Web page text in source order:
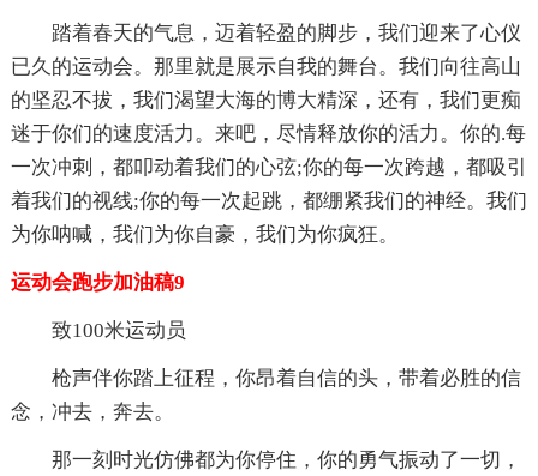
踏着春天的气息，迈着轻盈的脚步，我们迎来了心仪
已久的运动会。那里就是展示自我的舞台。我们向往高山
的坚忍不拔，我们渴望大海的博大精深，还有，我们更痴
迷于你们的速度活力。来吧，尽情释放你的活力。你的.每
一次冲刺，都叩动着我们的心弦;你的每一次跨越，都吸引
着我们的视线;你的每一次起跳，都绷紧我们的神经。我们
为你呐喊，我们为你自豪，我们为你疯狂。
运动会跑步加油稿9
致100米运动员
枪声伴你踏上征程，你昂着自信的头，带着必胜的信
念，冲去，奔去。
那一刻时光仿佛都为你停住，你的勇气振动了一切，